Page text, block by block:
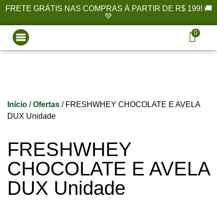
FRETE GRÁTIS NAS COMPRAS À PARTIR DE R$ 199! 🚚
💚
0
Início /Ofertas / FRESHWHEY CHOCOLATE E AVELA
DUX Unidade
FRESHWHEY
CHOCOLATE E AVELA
DUX Unidade